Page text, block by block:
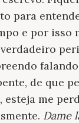
para
e por isso
de que
me
Dame